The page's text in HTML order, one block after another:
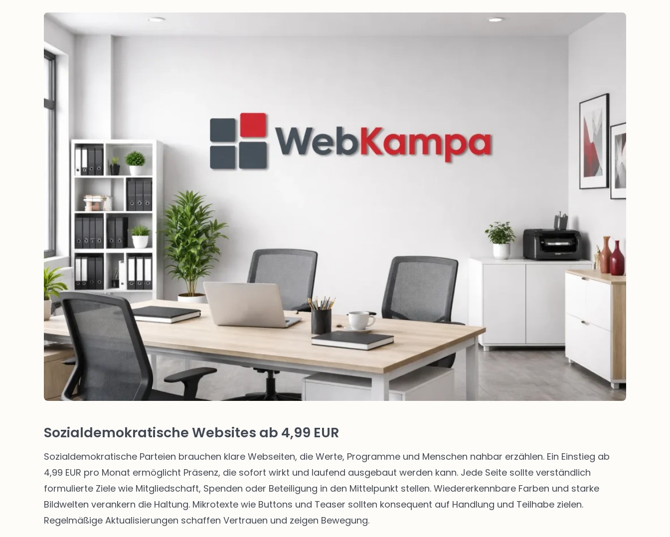
Wahlkampf auf Facebook
Reichweite & Community über
Sozialdemokratische Websites ab 4,99 EUR
Sozialdemokratische Parteien brauchen klare Webseiten, die Werte, Programme und Menschen nahbar erzählen. Ein Einstieg ab
4,99 EUR pro Monat ermöglicht Präsenz, die sofort wirkt und laufend ausgebaut werden kann. Jede Seite sollte verständlich
formulierte Ziele wie Mitgliedschaft, Spenden oder Beteiligung in den Mittelpunkt stellen. Wiedererkennbare Farben und starke
Bildwelten verankern die Haltung. Mikrotexte wie Buttons und Teaser sollten konsequent auf Handlung und Teilhabe zielen.
Regelmäßige Aktualisierungen schaffen Vertrauen und zeigen Bewegung.